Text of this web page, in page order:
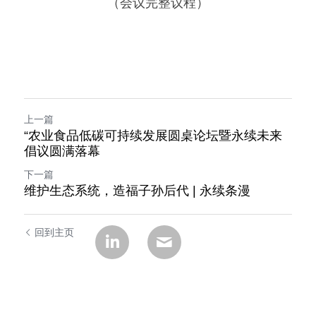
上一篇
“农业食品低碳可持续发展圆桌论坛暨永续未来
倡议圆满落幕
下一篇
维护生态系统，造福子孙后代 | 永续条漫
回到主页